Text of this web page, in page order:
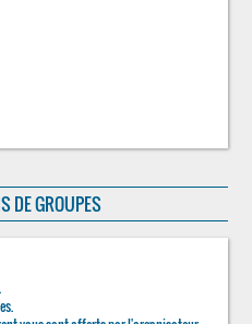
DE GROUPES